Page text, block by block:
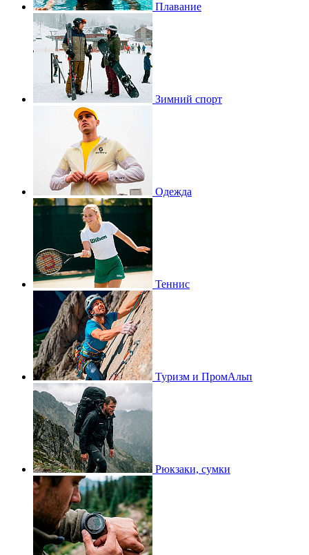
Плавание
Зимний спорт
Одежда
Теннис
Туризм и ПромАльп
Рюкзаки, сумки